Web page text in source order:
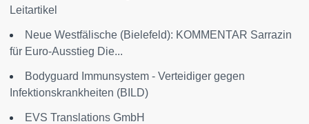
Leitartikel
Neue Westfälische (Bielefeld): KOMMENTAR Sarrazin
für Euro-Ausstieg Die...
Bodyguard Immunsystem - Verteidiger gegen
Infektionskrankheiten (BILD)
EVS Translations GmbH